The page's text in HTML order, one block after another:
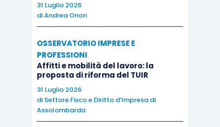
31 Luglio 2026
diAndrea Onori
OSSERVATORIO IMPRESE E
PROFESSIONI
Affitti e mobilità del lavoro: la
proposta di riforma del TUIR
31 Luglio 2026
di Settore Fisco e Diritto d’Impresa di
Assolombarda